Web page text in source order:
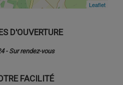
Leaflet
Leaflet
D'OUVERTURE
- Sur rendez-vous
FACILITÉ